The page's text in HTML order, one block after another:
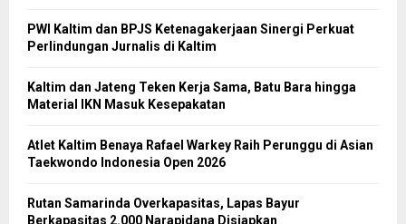
PWI Kaltim dan BPJS Ketenagakerjaan Sinergi Perkuat
Perlindungan Jurnalis di Kaltim
Kaltim dan Jateng Teken Kerja Sama, Batu Bara hingga
Material IKN Masuk Kesepakatan
Atlet Kaltim Benaya Rafael Warkey Raih Perunggu di Asian
Taekwondo Indonesia Open 2026
Rutan Samarinda Overkapasitas, Lapas Bayur
Berkapasitas 2.000 Narapidana Disiapkan